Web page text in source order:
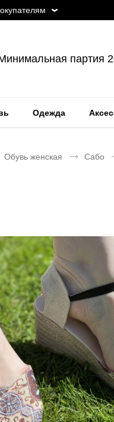
партия
Одежда
Обувь женская Сабо